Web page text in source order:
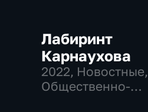
Лабиринт
Карнаухова
2022, Новостные,
Общественно-